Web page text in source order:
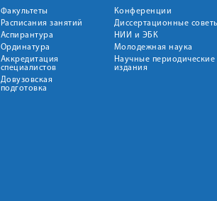
Факультеты
Расписания занятий
Аспирантура
Ординатура
Аккредитация
специалистов
Довузовская
подготовка
Конференции
Диссертационные
НИИ и ЭБК
Молодежная наука
Научные периодические
издания